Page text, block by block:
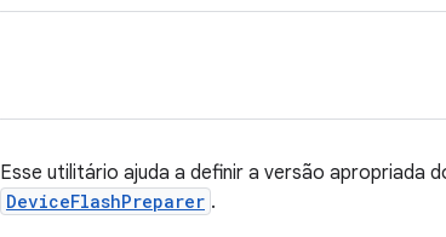
Esse utilitário ajuda a definir a versão apropriada
DeviceFlashPreparer .